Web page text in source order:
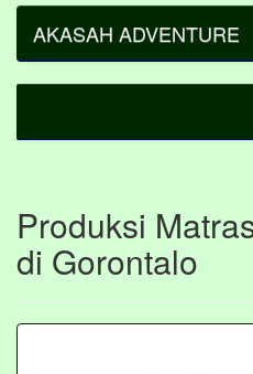
AKASAH ADVENTURE
Produksi
di Gorontalo